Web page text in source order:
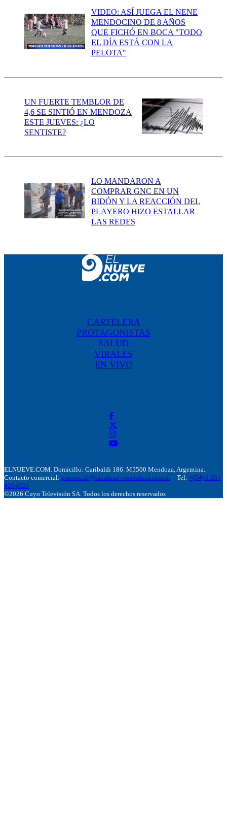
VIDEO: ASÍ JUEGA EL NENE
MENDOCINO DE 8 AÑOS
QUE FICHÓ EN BOCA "TODO
EL DÍA ESTÁ CON LA
PELOTA"
UN FUERTE TEMBLOR DE
4,6 SE SINTIÓ EN MENDOZA
ESTE JUEVES: ¿LO
SENTISTE?
LO MANDARON A
COMPRAR GNC EN UN
BIDÓN Y LA REACCIÓN DEL
PLAYERO HIZO ESTALLAR
LAS REDES
CARTELERA
PROTAGONISTAS
SALUD
VIRALES
EN VIVO
ELNUEVE.COM. Domicillo: Garibaldi 186. M5500 Mendoza, Argentina.
Contacto comercial: comercial@canalnuevemendoza.com.ar – Tel: +(54) 9 261
4204020
©2026 Cuyo Televisión SA. Todos los derechos reservados